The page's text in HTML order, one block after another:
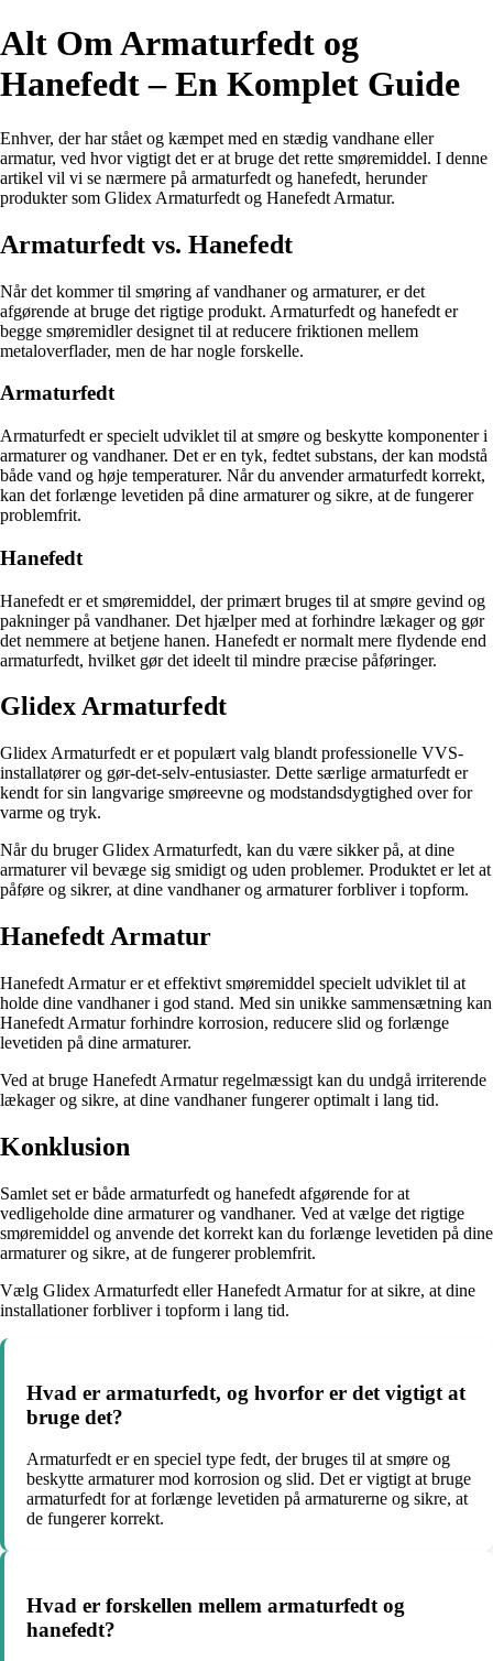
Alt Om Armaturfedt og
Hanefedt – En Komplet Guide
Enhver, der har stået og kæmpet med en stædig vandhane eller
armatur, ved hvor vigtigt det er at bruge det rette smøremiddel. I denne
artikel vil vi se nærmere på armaturfedt og hanefedt, herunder
produkter som Glidex Armaturfedt og Hanefedt Armatur.
Armaturfedt vs. Hanefedt
Når det kommer til smøring af vandhaner og armaturer, er det
afgørende at bruge det rigtige produkt. Armaturfedt og hanefedt er
begge smøremidler designet til at reducere friktionen mellem
metaloverflader, men de har nogle forskelle.
Armaturfedt
Armaturfedt er specielt udviklet til at smøre og beskytte komponenter i
armaturer og vandhaner. Det er en tyk, fedtet substans, der kan modstå
både vand og høje temperaturer. Når du anvender armaturfedt korrekt,
kan det forlænge levetiden på dine armaturer og sikre, at de fungerer
problemfrit.
Hanefedt
Hanefedt er et smøremiddel, der primært bruges til at smøre gevind og
pakninger på vandhaner. Det hjælper med at forhindre lækager og gør
det nemmere at betjene hanen. Hanefedt er normalt mere flydende end
armaturfedt, hvilket gør det ideelt til mindre præcise påføringer.
Glidex Armaturfedt
Glidex Armaturfedt er et populært valg blandt professionelle VVS-
installatører og gør-det-selv-entusiaster. Dette særlige armaturfedt er
kendt for sin langvarige smøreevne og modstandsdygtighed over for
varme og tryk.
Når du bruger Glidex Armaturfedt, kan du være sikker på, at dine
armaturer vil bevæge sig smidigt og uden problemer. Produktet er let at
påføre og sikrer, at dine vandhaner og armaturer forbliver i topform.
Hanefedt Armatur
Hanefedt Armatur er et effektivt smøremiddel specielt udviklet til at
holde dine vandhaner i god stand. Med sin unikke sammensætning kan
Hanefedt Armatur forhindre korrosion, reducere slid og forlænge
levetiden på dine armaturer.
Ved at bruge Hanefedt Armatur regelmæssigt kan du undgå irriterende
lækager og sikre, at dine vandhaner fungerer optimalt i lang tid.
Konklusion
Samlet set er både armaturfedt og hanefedt afgørende for at
vedligeholde dine armaturer og vandhaner. Ved at vælge det rigtige
smøremiddel og anvende det korrekt kan du forlænge levetiden på dine
armaturer og sikre, at de fungerer problemfrit.
Vælg Glidex Armaturfedt eller Hanefedt Armatur for at sikre, at dine
installationer forbliver i topform i lang tid.
Hvad er armaturfedt, og hvorfor er det vigtigt at
bruge det?
Armaturfedt er en speciel type fedt, der bruges til at smøre og
beskytte armaturer mod korrosion og slid. Det er vigtigt at bruge
armaturfedt for at forlænge levetiden på armaturerne og sikre, at
de fungerer korrekt.
Hvad er forskellen mellem armaturfedt og
hanefedt?